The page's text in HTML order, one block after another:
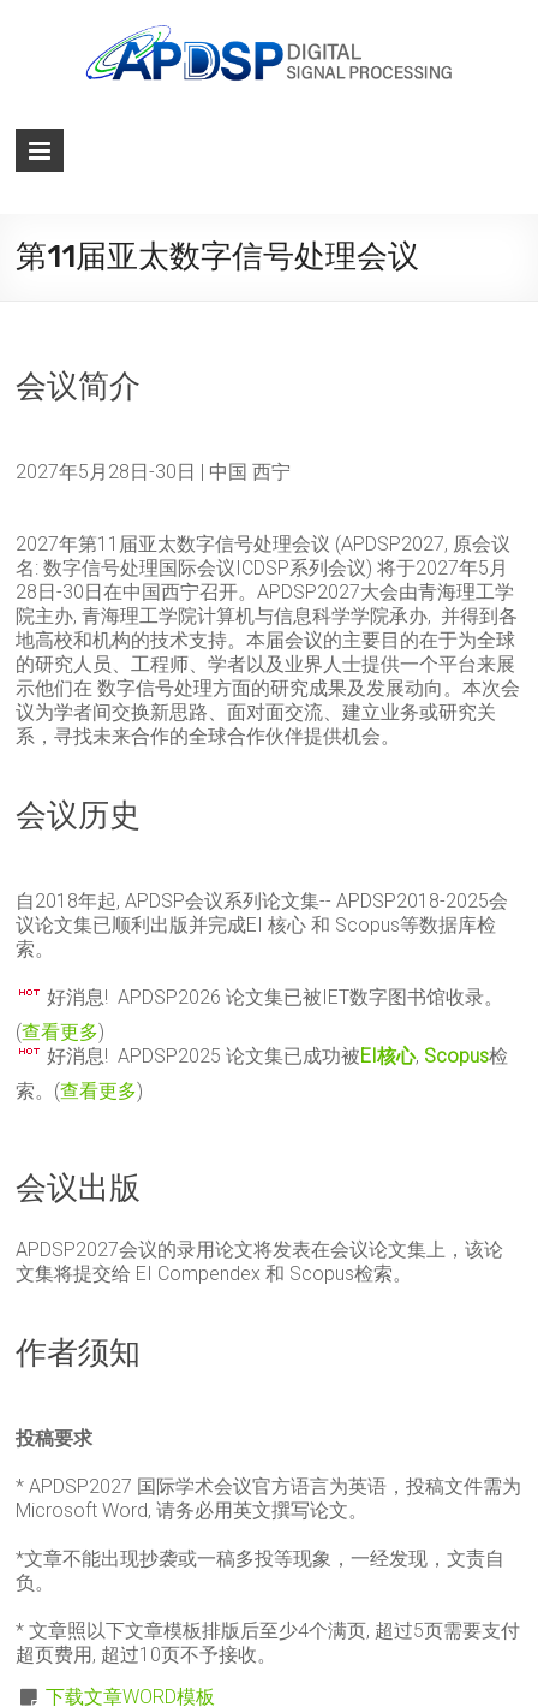
第11届亚太数字信号处理会议
会议简介
2027年5月28日-30日 | 中国 西宁
2027年第11届亚太数字信号处理会议 (APDSP2027, 原会议
名: 数字信号处理国际会议ICDSP系列会议) 将于2027年5月
28日-30日在中国西宁召开。APDSP2027大会由青海理工学
院主办, 青海理工学院计算机与信息科学学院承办, 并得到各
地高校和机构的技术支持。本届会议的主要目的在于为全球
的研究人员、工程师、学者以及业界人士提供一个平台来展
示他们在 数字信号处理方面的研究成果及发展动向。本次会
议为学者间交换新思路、面对面交流、建立业务或研究关
系，寻找未来合作的全球合作伙伴提供机会。
会议历史
自2018年起, APDSP会议系列论文集-- APDSP2018-2025会
议论文集已顺利出版并完成EI 核心 和 Scopus等数据库检
索。
好消息! APDSP2026 论文集已被IET数字图书馆收录。
(查看更多)
好消息! APDSP2025 论文集已成功被EI核心, Scopus检
索。(查看更多)
会议出版
APDSP2027会议的录用论文将发表在会议论文集上，该论
文集将提交给 EI Compendex 和 Scopus检索。
作者须知
投稿要求
* APDSP2027 国际学术会议官方语言为英语，投稿文件需为
Microsoft Word, 请务必用英文撰写论文。
*文章不能出现抄袭或一稿多投等现象，一经发现，文责自
负。
* 文章照以下文章模板排版后至少4个满页, 超过5页需要支付
超页费用, 超过10页不予接收。
下载文章WORD模板